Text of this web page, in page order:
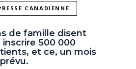
CANADIENNE
de famille disent
inscrire 500 000
et ce, un mois